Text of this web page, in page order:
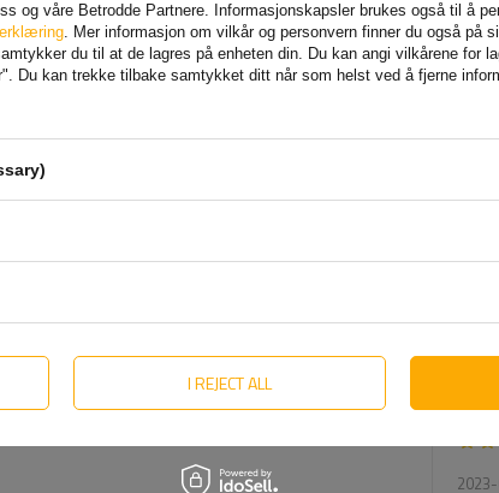
5
1
og våre Betrodde Partnere. Informasjonskapsler brukes også til å
. Mer informasjon om vilkår og personvern finner du også på
du til at de lagres på enheten din. Du kan angi vilkårene for
Du kan trekke tilbake samtykket ditt når som helst ved å fjerne
I REJECT ALL